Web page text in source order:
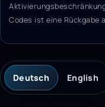
Codes ist eine Rückgabe
Deutsch English